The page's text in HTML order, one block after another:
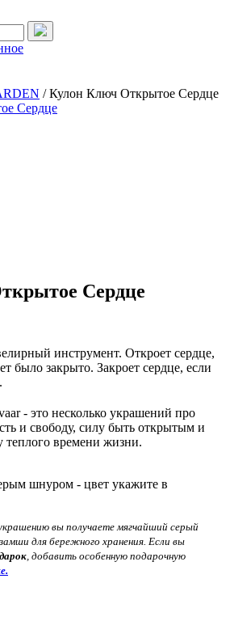
/Кулон Ключ Открытое Сердце
Сердце
инструмент. Откроет сердце,
было закрыто. Закроет сердце, если
- это несколько украшений про
и свободу, силу быть открытым и
теплого времени жизни.
шнуром - цвет укажите в
вы получаете мягчайший серый
для бережного хранения. Если вы
, добавить особенную подарочную